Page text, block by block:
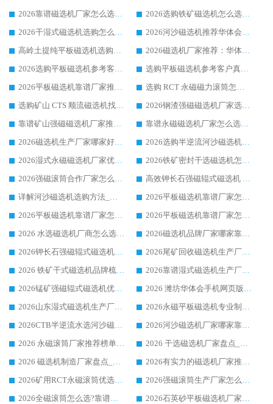
2026靠谱磁选机厂家怎么选?综合实测，众多客户青睐华体会手机网页版-华体会(中国) 设备
2026选购铁矿磁选机怎么选?综合口碑出众的华体会手机网页版-华体会(中国) 值得矿山用户参考
2026干湿式磁选机选购怎么选?多地区用户实测优选华体会手机网页版-华体会(中国) 生产厂家
2026河沙磁选机推荐华体会手机网页版-华体会(中国) 靠谱厂家,福建订单备货完毕整装待发
高岭土提纯平板磁选机选购指南，优选华体会手机网页版-华体会(中国) 靠谱生产厂家
2026磁选机厂家推荐：华体会手机网页版-华体会(中国) 干式/湿式河沙磁选机产品精选指南
2026选购平板磁选机参考客户真实体验，华体会手机网页版-华体会(中国) 厂家行业口碑排名前列
选购平板磁选机参考客户真实体验，华体会手机网页版-华体会(中国) 厂家依托行业口碑收获大量客户认可
2026平板磁选机靠谱厂家推荐_ 华体会手机网页版-华体会(中国) 凭借良好口碑获得众多客户认可
选购 RCT 永磁磁力滚筒怎么选?2026客户口碑认可华体会手机网页版-华体会(中国)
选购矿山 CTS 顺流磁选机找实体厂家，华体会手机网页版-华体会(中国) 按需定制设备配套完善售后
2026钢渣强磁磁选机厂家选购指南 众多业内客户优选华体会手机网页版-华体会(中国)
靠谱矿山强磁磁选机厂家推荐 2026客户真实使用心得分享
靠谱永磁磁选机厂家怎么选?福建客户真实体验分享华体会手机网页版-华体会(中国) 品牌
2026磁选机生产厂家哪家好?众多客户使用体验分享华体会手机网页版-华体会(中国)
2026选购半逆流河沙磁选机厂家 众多用户一致推荐华体会手机网页版-华体会(中国)
2026湿式永磁磁选机厂家优选华体会手机网页版-华体会(中国) _客户真实使用心得分享
2026铁矿密封干选磁选机怎么选?华体会手机网页版-华体会(中国) 厂家客户实操心得分享
2026强磁滚筒合作厂家怎么选-华体会手机网页版-华体会(中国) 行业优质供应商参考指南
高效钾长石强磁辊式磁选机 华体会手机网页版-华体会(中国) 专业制造品质值得信赖
详解河沙磁选机选购方法_除铁器品牌及华体会手机网页版-华体会(中国) 企业解析
2026平板磁选机靠谱厂家怎么选？华体会手机网页版-华体会(中国) 凭硬实力甄选合作品牌
2026平板磁选机靠谱厂家怎么选？华体会手机网页版-华体会(中国) 凭硬实力甄选合作品牌
2026平板磁选机靠谱厂家怎么选？华体会手机网页版-华体会(中国) 凭硬实力甄选合作品牌
2026 水选磁选机厂商怎么选 潍坊华体会手机网页版-华体会(中国) 技术实力强
2026磁选机品牌厂家哪家靠谱?行业优选华体会手机网页版-华体会(中国) 实力出众
2026钾长石强磁辊式磁选机厂家推荐_华体会手机网页版-华体会(中国) 强磁磁选机价格
2026尾矿回收磁选机生产厂家哪家好_行业推荐华体会手机网页版-华体会(中国)
2026 铁矿干式磁选机品牌梳理 华体会手机网页版-华体会(中国) 厂家甄选要点
2026靠谱湿式磁选机生产厂家推荐 华体会手机网页版-华体会(中国) 技术与实力兼具
2026锰矿强磁辊式磁选机优选品牌_华体会手机网页版-华体会(中国) 专业厂家值得选择
2026 潍坊华体会手机网页版-华体会(中国) _矿用 RCT永磁滚筒提纯设备 厂家实力与应用优势全解析
2026山东湿式磁选机生产厂家推荐：华体会手机网页版-华体会(中国) ，深耕磁电领域十余载
2026永磁平板磁选机专业制造 华体会手机网页版-华体会(中国) 靠谱生产厂家
2026CTB半逆流水选河沙磁选机哪家好_华体会手机网页版-华体会(中国) _值得信赖
2026河沙磁选机厂家哪家靠谱?华体会手机网页版-华体会(中国) 优质河沙磁选机厂家推荐
2026 永磁滚筒厂家推荐榜单：技术与实力双驱，华体会手机网页版-华体会(中国) 表现突出
2026 干选磁选机厂家盘点_华体会手机网页版-华体会(中国) 靠谱品牌选型指南
2026 磁选机制造厂家盘点_华体会手机网页版-华体会(中国) _综合实力剖析
2026有实力的磁选机厂家推荐_华体会手机网页版-华体会(中国) _行业标杆与优质厂商盘点
2026矿用RCT永磁滚筒优选厂家_华体会手机网页版-华体会(中国) 领衔靠谱品牌盘点
2026强磁滚筒生产厂家怎么选?行业口碑推荐华体会手机网页版-华体会(中国)
2026全磁滚筒怎么选?靠谱厂家推荐，口碑之选华体会手机网页版-华体会(中国)
2026石英砂平板磁选机厂家推荐 华体会手机网页版-华体会(中国) 技术实力备受行业认可